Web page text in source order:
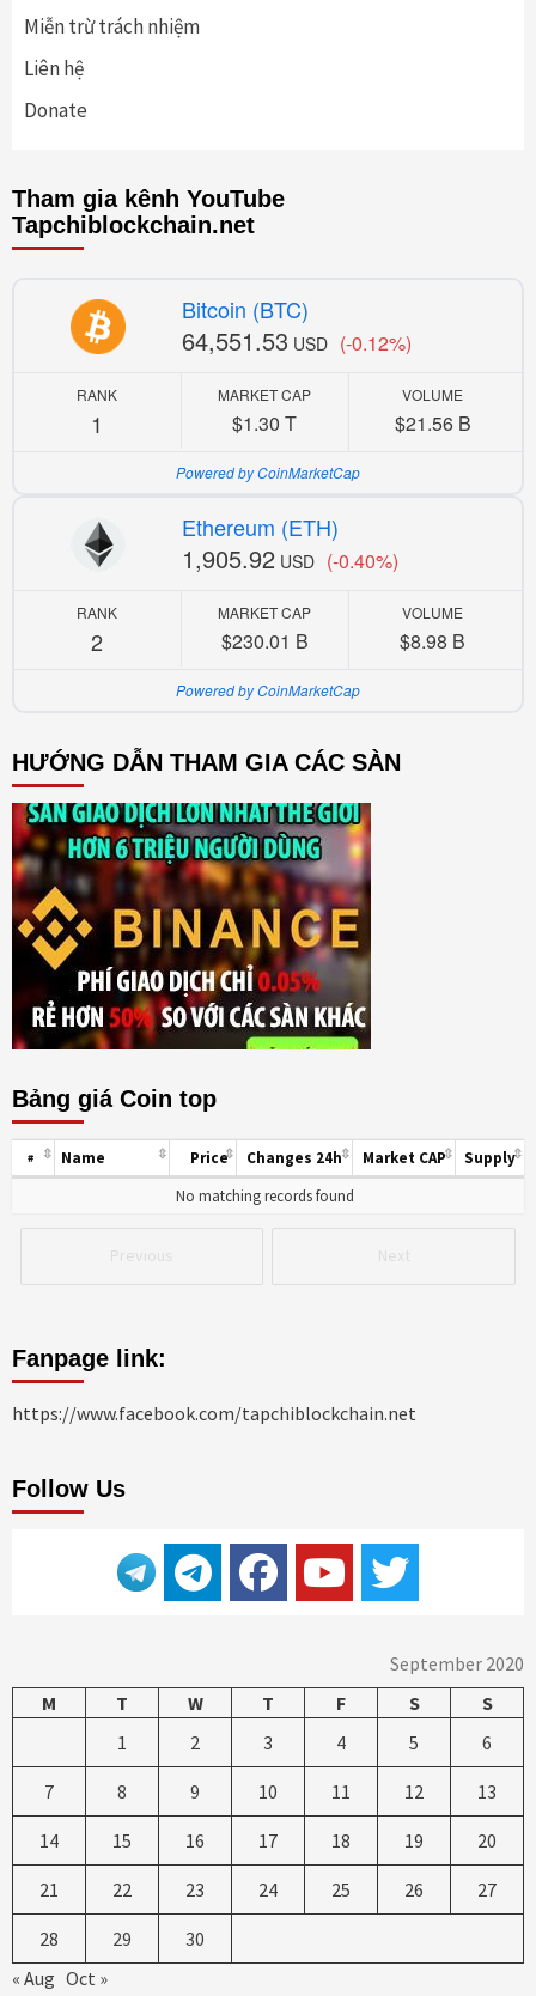
Miễn trừ trách nhiệm
Liên hệ
Donate
Tham gia kênh YouTube
Tapchiblockchain.net
Bitcoin (BTC)
64,551.53 USD (-0.12%)
RANK
1
MARKET CAP
$1.30 T
VOLUME
$21.56 B
Powered by CoinMarketCap
Ethereum (ETH)
1,905.92 USD (-0.40%)
RANK
2
MARKET CAP
$230.01 B
VOLUME
$8.98 B
Powered by CoinMarketCap
HƯỚNG DẪN THAM GIA CÁC SÀN
Bảng giá Coin top
Previous Next
# Name Price Changes 24h Market CAP
Supply
No matching records found
Fanpage link:
https://www.facebook.com/tapchiblockchain.net
Follow Us
September 2020
M
T W T F S
S
1
2 3 4 5 6
7 8 9 10 11 12 13
14 15 16 17 18 19 20
21 22 23 24 25 26 27
28 29
30
« Aug Oct »